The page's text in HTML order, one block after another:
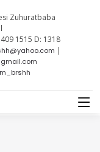
Zuhuratbaba
1515 D: 1318
|